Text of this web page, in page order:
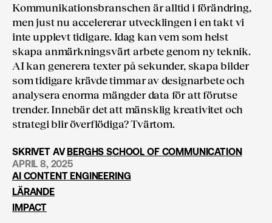
Kommunikations­branschen är alltid i förändring,
men just nu accelererar utvecklingen i en takt vi
inte upplevt tidigare. Idag kan vem som helst
skapa anmärkningsvärt arbete genom ny teknik.
AI kan generera texter på sekunder, skapa bilder
som tidigare krävde timmar av designarbete och
analysera enorma mängder data för att förutse
trender. Innebär det att mänsklig kreativitet och
strategi blir överflödiga? Tvärtom.
SKRIVET AV BERGHS SCHOOL OF COMMUNICATION
APRIL 8, 2025
AI CONTENT ENGINEERING
LÄRANDE
IMPACT